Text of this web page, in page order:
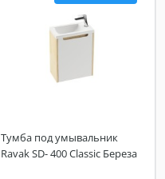
Тумба под умывальник
Ravak SD- 400 Classic Береза